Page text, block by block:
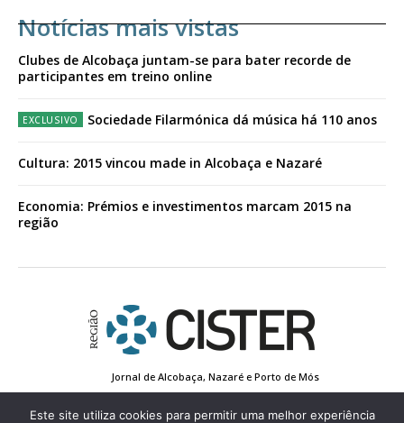
Notícias mais vistas
Clubes de Alcobaça juntam-se para bater recorde de
participantes em treino online
Sociedade Filarmónica dá música há 110 anos
Cultura: 2015 vincou made in Alcobaça e Nazaré
Economia: Prémios e investimentos marcam 2015 na
região
Jornal de Alcobaça, Nazaré e Porto de Mós
Conta de Registo
Edição Impressa
Este site utiliza cookies para permitir uma melhor experiência